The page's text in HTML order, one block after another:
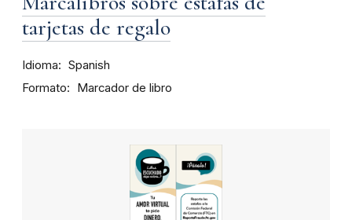
tarjetas de regalo
Idioma Spanish
Formato Marcador de libro